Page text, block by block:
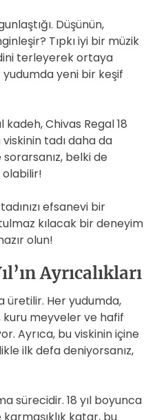
Düşünün,
Tıpkı iyi bir müzik
terleyerek ortaya
yudumda yeni bir keşif
Chivas Regal 18
tadı daha da
sorarsanız, belki de
olabilir!
efsanevi bir
kılacak bir deneyim
olun!
Ayrıcalıkları
üretilir. Her yudumda,
kuru meyveler ve hafif
Ayrıca, bu viskinin içine
ilk defa deniyorsanız,
sürecidir. 18 yıl boyunca